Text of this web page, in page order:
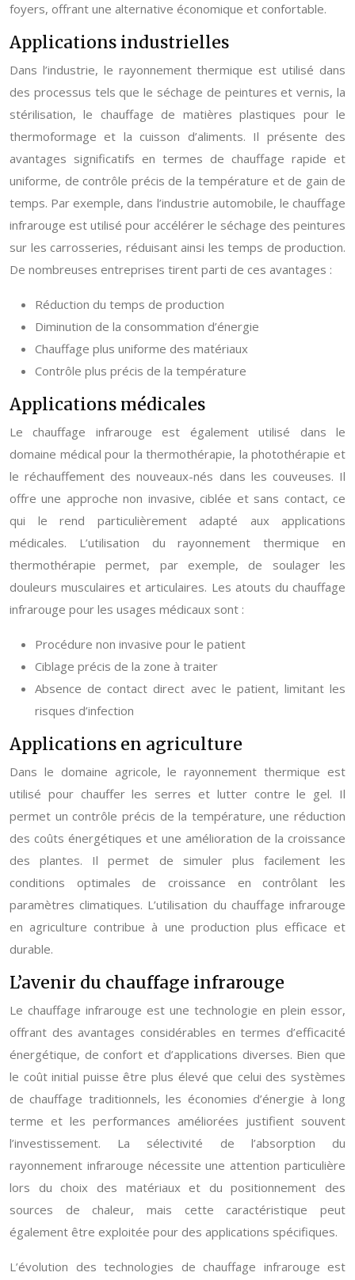
foyers, offrant une alternative économique et confortable.
Applications industrielles
Dans l’industrie, le rayonnement thermique est utilisé dans
des processus tels que le séchage de peintures et vernis, la
stérilisation, le chauffage de matières plastiques pour le
thermoformage et la cuisson d’aliments. Il présente des
avantages significatifs en termes de chauffage rapide et
uniforme, de contrôle précis de la température et de gain de
temps. Par exemple, dans l’industrie automobile, le chauffage
infrarouge est utilisé pour accélérer le séchage des peintures
sur les carrosseries, réduisant ainsi les temps de production.
De nombreuses entreprises tirent parti de ces avantages :
Réduction du temps de production
Diminution de la consommation d’énergie
Chauffage plus uniforme des matériaux
Contrôle plus précis de la température
Applications médicales
Le chauffage infrarouge est également utilisé dans le
domaine médical pour la thermothérapie, la photothérapie et
le réchauffement des nouveaux-nés dans les couveuses. Il
offre une approche non invasive, ciblée et sans contact, ce
qui le rend particulièrement adapté aux applications
médicales. L’utilisation du rayonnement thermique en
thermothérapie permet, par exemple, de soulager les
douleurs musculaires et articulaires. Les atouts du chauffage
infrarouge pour les usages médicaux sont :
Procédure non invasive pour le patient
Ciblage précis de la zone à traiter
Absence de contact direct avec le patient, limitant les
risques d’infection
Applications en agriculture
Dans le domaine agricole, le rayonnement thermique est
utilisé pour chauffer les serres et lutter contre le gel. Il
permet un contrôle précis de la température, une réduction
des coûts énergétiques et une amélioration de la croissance
des plantes. Il permet de simuler plus facilement les
conditions optimales de croissance en contrôlant les
paramètres climatiques. L’utilisation du chauffage infrarouge
en agriculture contribue à une production plus efficace et
durable.
L’avenir du chauffage infrarouge
Le chauffage infrarouge est une technologie en plein essor,
offrant des avantages considérables en termes d’efficacité
énergétique, de confort et d’applications diverses. Bien que
le coût initial puisse être plus élevé que celui des systèmes
de chauffage traditionnels, les économies d’énergie à long
terme et les performances améliorées justifient souvent
l’investissement. La sélectivité de l’absorption du
rayonnement infrarouge nécessite une attention particulière
lors du choix des matériaux et du positionnement des
sources de chaleur, mais cette caractéristique peut
également être exploitée pour des applications spécifiques.
L’évolution des technologies de chauffage infrarouge est